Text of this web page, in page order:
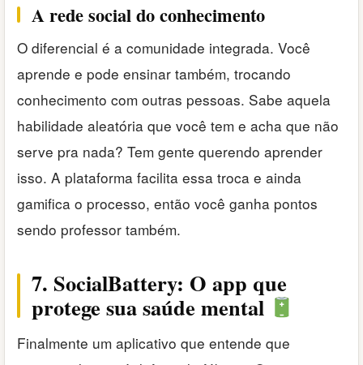
A rede social do conhecimento
O diferencial é a comunidade integrada. Você
aprende e pode ensinar também, trocando
conhecimento com outras pessoas. Sabe aquela
habilidade aleatória que você tem e acha que não
serve pra nada? Tem gente querendo aprender
isso. A plataforma facilita essa troca e ainda
gamifica o processo, então você ganha pontos
sendo professor também.
7. SocialBattery: O app que
protege sua saúde mental
Finalmente um aplicativo que entende que